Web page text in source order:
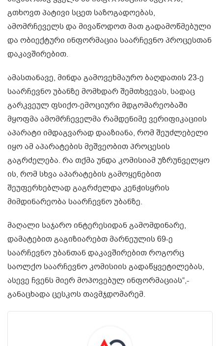
გთხოვთ პატივი სცეთ საზოგადოებას,
ამომრჩეველს და მივაწოდოთ მათ გადამოწმებული
და ობიექტური ინფორმაცია საარჩევნო პროცესთან
დაკავშირებით.
ამასთანავე, მინდა გამოვეხმაურო ბაღდათის 23-ე
საარჩევნო უბანზე მომხდარ შემთხვევას, სადაც
გარკვეულ ფსიქო-ემოციური მდგომარეობაში
მყოფმა ამომრჩეველმა რამდენიმე ვერიფიკაციის
აპარატი იმდაგვარად დააზიანა, რომ შეუძლებელი
იყო ამ აპარატების მეშვეობით პროცესის
გაგრძელება. რა თქმა უნდა კომისიამ უზრუნველყო
ის, რომ სხვა აპარატების გამოყენებით
შეუფერხებლად გაგრძელდა კენჭისყრის
მიმდინარეობა საარჩევნო უბანზე.
მაღალი საჯარო ინტერესიდან გამომდინარე,
დამატებით გაგიზიარებთ მარნეულის 69-ე
საარჩევნო უბანთან დაკავშირებით როგორც
საოლქო საარჩევნო კომისიის გადაწყვეტილებას,
ასევე ჩვენს მიერ მოპოვებულ ინფორმაციას“,-
განაცხადა ცესკოს თავმჯდომარემ.